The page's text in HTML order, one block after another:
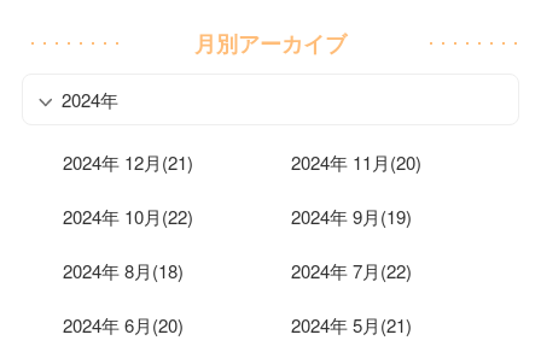
月別アーカイブ
2024年
2024年 12月(21) 2024年 11月(20)
2024年 10月(22) 2024年 9月(19)
2024年 8月(18) 2024年 7月(22)
2024年 6月(20) 2024年 5月(21)